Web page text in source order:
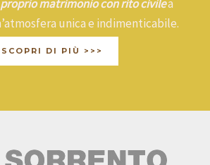
matrimonio con rito civilea
unica e indimenticabile.
SCOPRI DI PIÙ >>>